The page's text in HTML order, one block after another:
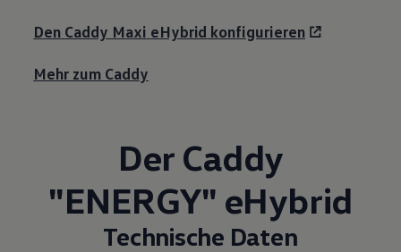
Den Caddy Maxi eHybrid konfigurieren
Mehr zum Caddy
Der Caddy
"ENERGY" eHybrid
Technische Daten